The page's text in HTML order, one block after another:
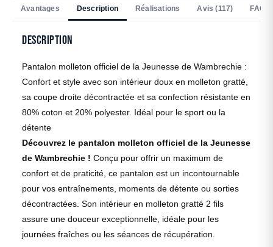
Avantages Description Réalisations Avis (117) FAQ
Description
Pantalon molleton officiel de la Jeunesse de Wambrechie :
Confort et style avec son intérieur doux en molleton gratté,
sa coupe droite décontractée et sa confection résistante en
80% coton et 20% polyester. Idéal pour le sport ou la
détente
Découvrez le pantalon molleton officiel de la Jeunesse
de Wambrechie ! Conçu pour offrir un maximum de
confort et de praticité, ce pantalon est un incontournable
pour vos entraînements, moments de détente ou sorties
décontractées. Son intérieur en molleton gratté 2 fils
assure une douceur exceptionnelle, idéale pour les
journées fraîches ou les séances de récupération.